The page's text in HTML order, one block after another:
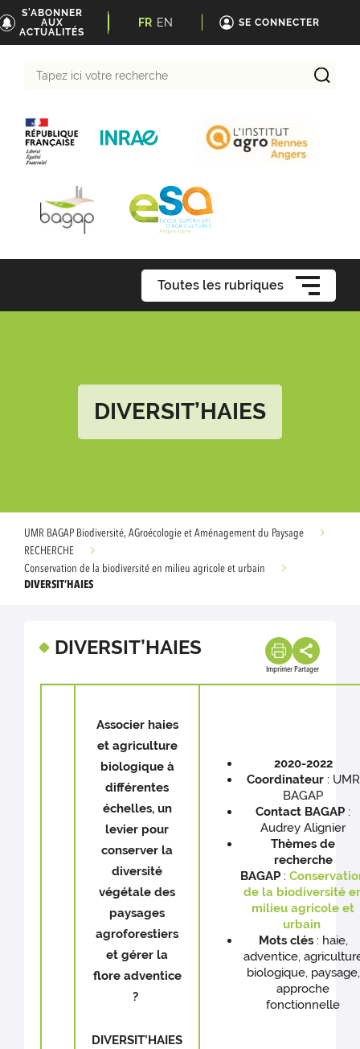
S'ABONNER
AUX
ACTUALITÉS
FR EN SE CONNECTER
Toutes les rubriques
DIVERSIT’HAIES
UMR BAGAP Biodiversité, AGroécologie et Aménagement du Paysage
RECHERCHE
Conservation de la biodiversité en milieu agricole et urbain
DIVERSIT’HAIES
DIVERSIT’HAIES
Imprimer Partager
Associer haies
et agriculture
biologique à
différentes
échelles, un
levier pour
conserver la
diversité
végétale des
paysages
agroforestiers
et gérer la
flore adventice
?
DIVERSIT’HAIES
2020-2022
Coordinateur: UMR
BAGAP
Contact BAGAP :
Audrey Alignier
Thèmes de
recherche
BAGAP :
de la biodiversité
milieu agricole et
urbain
Mots clés: haie,
adventice,
biologique, paysage,
approche
fonctionnelle